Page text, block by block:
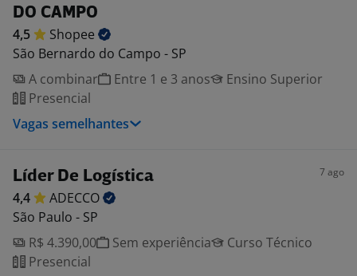
DO CAMPO
4,5
Shopee
São Bernardo do Campo - SP
A combinar
Entre 1 e 3 anos
Ensino Superior
Presencial
Vagas semelhantes
Líder De Logística 7 ago
4,4
ADECCO
São Paulo - SP
R$ 4.390,00
Sem experiência
Curso Técnico
Presencial